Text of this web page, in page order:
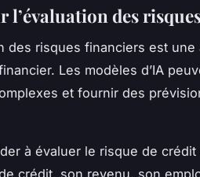
l’évaluation des
des risques financiers est
Les modèles d’IA
et fournir des
à évaluer le risque de